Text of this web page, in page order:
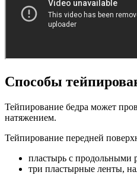
Способы
Тейпирование бедра может
натяжением.
Тейпирование передней
пластырь с продольными
три пластырные ленты,